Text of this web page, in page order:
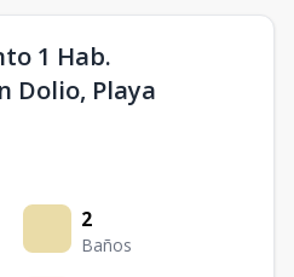
1 Hab.
Dolio, Playa
2
Baños